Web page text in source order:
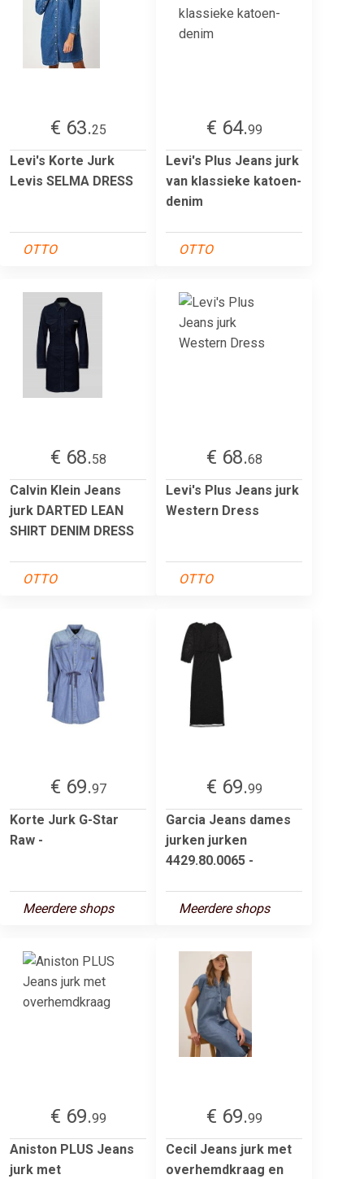
€ 63.25
Levi's Korte Jurk
Levis SELMA DRESS
OTTO
€ 64.99
Levi's Plus Jeans jurk
van klassieke katoen-
denim
OTTO
€ 68.58
Calvin Klein Jeans
jurk DARTED LEAN
SHIRT DENIM DRESS
OTTO
€ 68.68
Levi's Plus Jeans jurk
Western Dress
OTTO
€ 69.97
Korte Jurk G-Star
Raw -
Meerdere shops
€ 69.99
Garcia Jeans dames
jurken jurken
4429.80.0065 -
Meerdere shops
€ 69.99
Aniston PLUS Jeans
jurk met
€ 69.99
Cecil Jeans jurk met
overhemdkraag en